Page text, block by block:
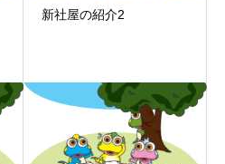
新社屋の紹介2